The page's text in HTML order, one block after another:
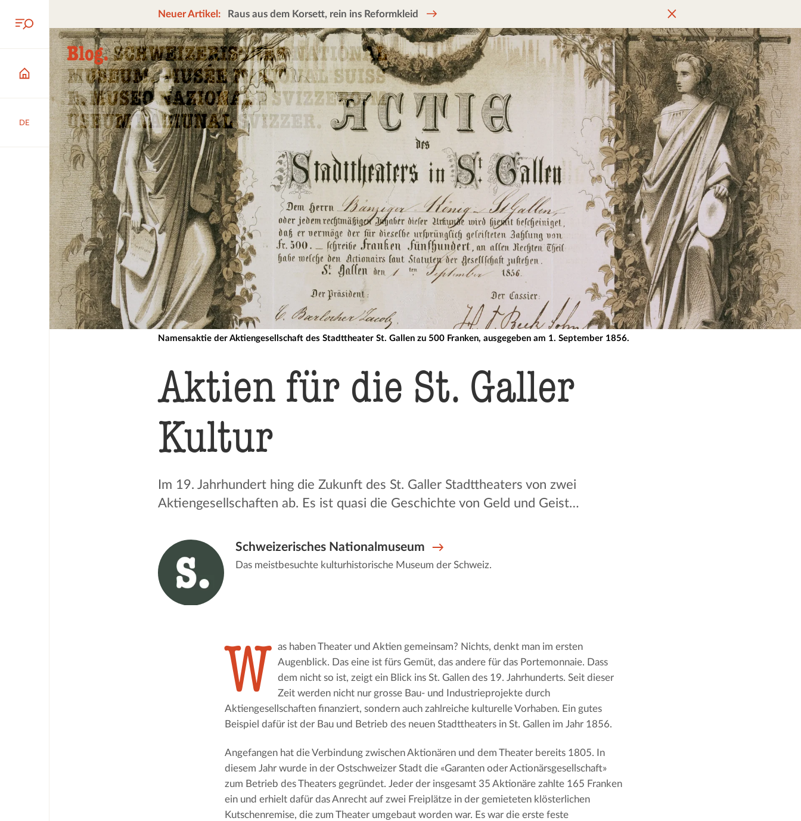
DE
Neuer Artikel: Raus aus dem Korsett, rein ins Reformkleid
Namensaktie der Aktiengesellschaft des Stadttheater St. Gallen zu 500 Franken, ausgegeben am 1. September 1856.
Aktien für die St. Galler
Kultur
Im 19. Jahrhundert hing die Zukunft des St. Galler Stadttheaters von zwei
Aktiengesellschaften ab. Es ist quasi die Geschichte von Geld und Geist…
Schweizerisches Nationalmuseum
Das meistbesuchte kulturhistorische Museum der Schweiz.
W
as haben Theater und Aktien gemeinsam? Nichts, denkt man im ersten
Augenblick. Das eine ist fürs Gemüt, das andere für das Portemonnaie. Dass
dem nicht so ist, zeigt ein Blick ins St. Gallen des 19. Jahrhunderts. Seit dieser
Zeit werden nicht nur grosse Bau- und Industrieprojekte durch
Aktiengesellschaften finanziert, sondern auch zahlreiche kulturelle Vorhaben. Ein gutes
Beispiel dafür ist der Bau und Betrieb des neuen Stadttheaters in St. Gallen im Jahr 1856.
Angefangen hat die Verbindung zwischen Aktionären und dem Theater bereits 1805. In
diesem Jahr wurde in der Ostschweizer Stadt die «Garanten oder Actionärsgesellschaft»
zum Betrieb des Theaters gegründet. Jeder der insgesamt 35 Aktionäre zahlte 165 Franken
ein und erhielt dafür das Anrecht auf zwei Freiplätze in der gemieteten klösterlichen
Kutschenremise, die zum Theater umgebaut worden war. Es war die erste feste